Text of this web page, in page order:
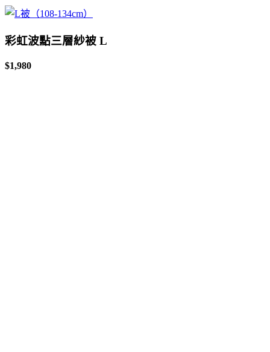
彩虹波點三層紗被 L
$1,980